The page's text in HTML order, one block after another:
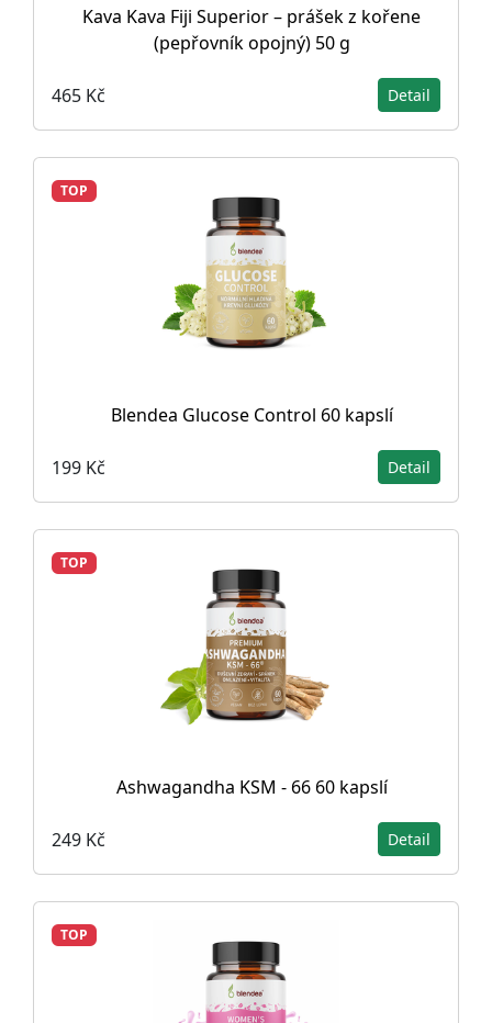
Kava Kava Fiji Superior – prášek z kořene
(pepřovník opojný) 50 g
465 Kč Detail
TOP
Blendea Glucose Control 60 kapslí
199 Kč Detail
TOP
Ashwagandha KSM - 66 60 kapslí
249 Kč Detail
TOP